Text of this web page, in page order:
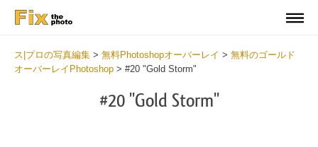
ス|プロの写真編集 > 無料Photoshopオーバーレイ > 無料のゴールド
オーバーレイPhotoshop > #20 "Gold Storm"
#20 "Gold Storm"